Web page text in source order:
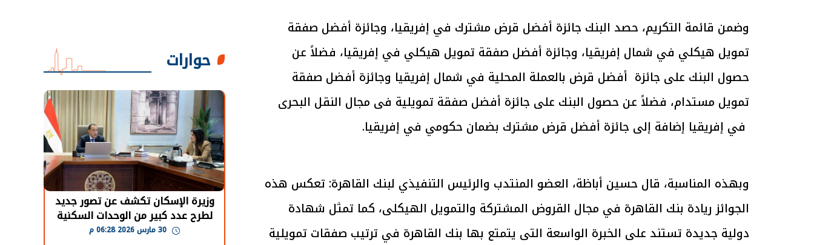
وضمن قائمة التكريم، حصد البنك جائزة أفضل قرض مشترك في إفريقيا، وجائزة أفضل صفقة
تمويل هيكلي في شمال إفريقيا، وجائزة أفضل صفقة تمويل هيكلي في إفريقيا، فضلاً عن
حصول البنك على جائزة أفضل قرض بالعملة المحلية في شمال إفريقيا وجائزة أفضل صفقة
تمويل مستدام، فضلاً عن حصول البنك على جائزة أفضل صفقة تمويلية فى مجال النقل البحرى
في إفريقيا إضافة إلى جائزة أفضل قرض مشترك بضمان حكومي في إفريقيا.
وبهذه المناسبة، قال حسين أباظة، العضو المنتدب والرئيس التنفيذي لبنك القاهرة: تعكس هذه
الجوائز ريادة بنك القاهرة في مجال القروض المشتركة والتمويل الهيكلى، كما تمثل شهادة
دولية جديدة تستند على الخبرة الواسعة التى يتمتع بها بنك القاهرة في ترتيب صفقات تمويلية
حوارات
الرئيس السيسي: تداعيات خطيرة على
الاقتصاد العالمي وأسعار الوقود حال
استمرار الأزمة في الشرق الأوسط
رئيس الوزراء يتابع الإجراءات الخاصة
بتنفيذ التوجيهات الرئاسية بطرح وحدات
سكنية بالإيجار للمواطنين
30 مارس 2026 04:40 م
افتتاح «إيجبس 2026» بحضور دولي
واسع.. والبترول: مصر تعزز مكانتها
بوصفها مركزًا إقليميًّا للطاقة
30 مارس 2026 03:59 م
وزيرة الإسكان تكشف عن تصور جديد
لطرح عدد كبير من الوحدات السكنية
بنظام الإيجار